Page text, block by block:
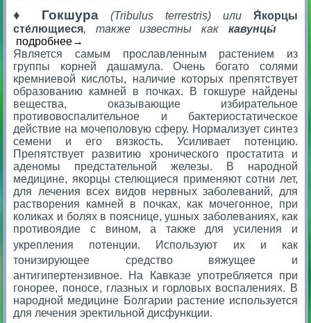
♦ Гокшура (Tribulus terrestris) или Я́корцы
сте́лющиеся, также известны как кавунцы́
подробнее→
Является самым прославленным растением из
группы корней дашамула. Очень богато солями
кремниевой кислоты, наличие которых препятствует
образованию камней в почках. В гокшуре найдены
вещества, оказывающие избирательное
противовоспалительное и бактериостатическое
действие на мочеполовую сферу. Нормализует синтез
семени и его вязкость. Усиливает потенцию.
Препятствует развитию хронического простатита и
аденомы предстательной железы. В народной
медицине, якорцы стелющиеся применяют сотни лет,
для лечения всех видов нервных заболеваний, для
растворения камней в почках, как мочегонное, при
коликах и болях в пояснице, ушных заболеваниях, как
противоядие с вином, а также для усиления и
укрепления потенции. Используют их и как
тонизирующее средство вяжущее и
антигипертензивное. На Кавказе употребляется при
гонорее, поносе, глазных и горловых воспалениях. В
народной медицине Болгарии растение используется
для лечения эректильной дисфункции.